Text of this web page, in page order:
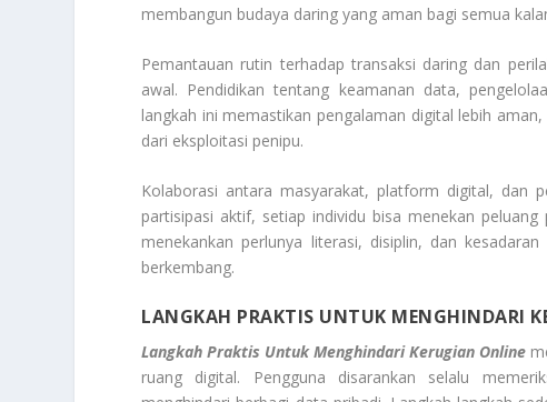
membangun budaya daring yang aman bagi semua
Pemantauan rutin terhadap transaksi daring dan
awal. Pendidikan tentang keamanan data,
langkah ini memastikan pengalaman digital lebih
dari eksploitasi penipu.
Kolaborasi antara masyarakat, platform digital, dan
partisipasi aktif, setiap individu bisa menekan
menekankan perlunya literasi, disiplin, dan
berkembang.
LANGKAH PRAKTIS UNTUK MENGHINDARI
Langkah Praktis Untuk Menghindari Kerugian Online
ruang digital. Pengguna disarankan selalu